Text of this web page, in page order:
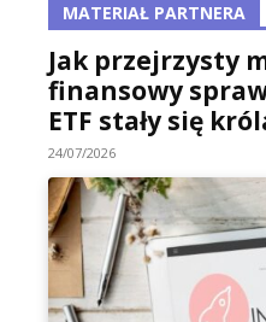
MATERIAŁ PARTNERA
Jak przejrzysty
finansowy
ETF stały się
24/07/2026